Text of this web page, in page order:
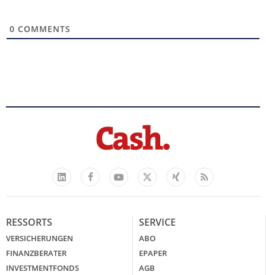
0 COMMENTS
LinkedIn
FacebookYouTube
X
Xing Feed
RESSORTS
VERSICHERUNGEN
FINANZBERATER
INVESTMENTFONDS
SERVICE
ABO
EPAPER
AGB